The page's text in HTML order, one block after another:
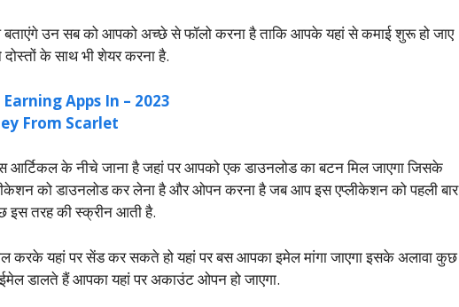
बताएंगे उन सब को आपको अच्छे से फॉलो करना है ताकि आपके यहां से कमाई शुरू हो जाए
के साथ भी शेयर करना है.
Apps In – 2023
From Scarlet
के नीचे जाना है जहां पर आपको एक डाउनलोड का बटन मिल जाएगा जिसके
को डाउनलोड कर लेना है और ओपन करना है जब आप इस एप्लीकेशन को पहली बार
तरह की स्क्रीन आती है.
करके यहां पर सेंड कर सकते हो यहां पर बस आपका इमेल मांगा जाएगा इसके अलावा कुछ
ईमेल डालते हैं आपका यहां पर अकाउंट ओपन हो जाएगा.